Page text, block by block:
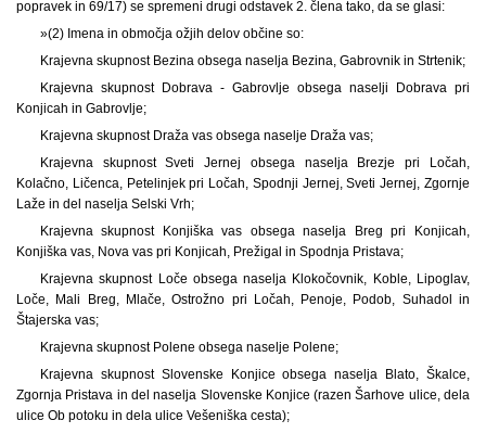
popravek in 69/17) se spremeni drugi odstavek 2. člena tako, da se glasi:
»(2) Imena in območja ožjih delov občine so:
Krajevna skupnost Bezina obsega naselja Bezina, Gabrovnik in Strtenik;
Krajevna skupnost Dobrava - Gabrovlje obsega naselji Dobrava pri
Konjicah in Gabrovlje;
Krajevna skupnost Draža vas obsega naselje Draža vas;
Krajevna skupnost Sveti Jernej obsega naselja Brezje pri Ločah,
Kolačno, Ličenca, Petelinjek pri Ločah, Spodnji Jernej, Sveti Jernej, Zgornje
Laže in del naselja Selski Vrh;
Krajevna skupnost Konjiška vas obsega naselja Breg pri Konjicah,
Konjiška vas, Nova vas pri Konjicah, Prežigal in Spodnja Pristava;
Krajevna skupnost Loče obsega naselja Klokočovnik, Koble, Lipoglav,
Loče, Mali Breg, Mlače, Ostrožno pri Ločah, Penoje, Podob, Suhadol in
Štajerska vas;
Krajevna skupnost Polene obsega naselje Polene;
Krajevna skupnost Slovenske Konjice obsega naselja Blato, Škalce,
Zgornja Pristava in del naselja Slovenske Konjice (razen Šarhove ulice, dela
ulice Ob potoku in dela ulice Vešeniška cesta);